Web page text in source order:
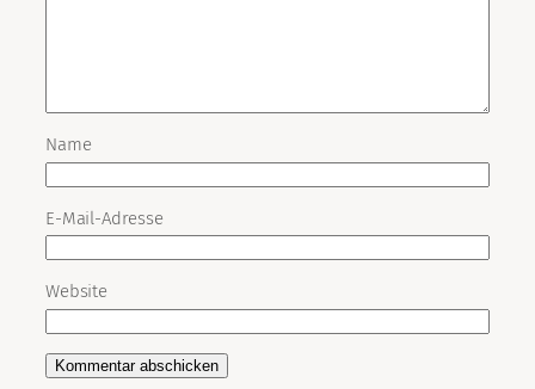
Name
E-Mail-Adresse
Website